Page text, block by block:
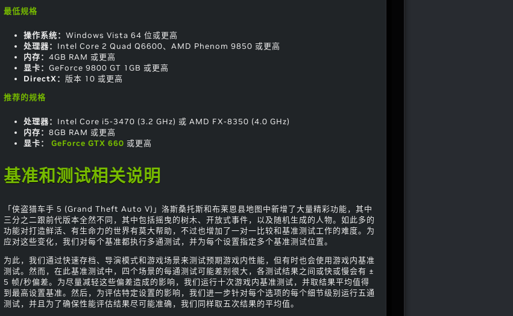
最低规格
操作系统： Windows Vista 64 位或更高
处理器： Intel Core 2 Quad Q6600、AMD Phenom 9850 或更高
内存： 4GB RAM 或更高
显卡： GeForce 9800 GT 1GB 或更高
DirectX： 版本 10 或更高
推荐的规格
处理器： Intel Core i5-3470 (3.2 GHz) 或 AMD FX-8350 (4.0 GHz)
内存： 8GB RAM 或更高
显卡：
GeForce GTX 660 或更高
基准和测试相关说明
「侠盗猎车手 5 (Grand Theft Auto V)」洛斯桑托斯和布莱恩县地图中新增了大量精彩功能，其中
三分之二跟前代版本全然不同，其中包括摇曳的树木、开放式事件，以及随机生成的人物。如此多的
功能对打造鲜活、有生命力的世界有莫大帮助，不过也增加了一对一比较和基准测试工作的难度。为
应对这些变化，我们对每个基准都执行多通测试，并为每个设置指定多个基准测试位置。
为此，我们通过快速存档、导演模式和游戏场景来测试预期游戏内性能，但有时也会使用游戏内基准
测试。然而，在此基准测试中，四个场景的每通测试可能差别很大，各测试结果之间或快或慢会有 ±
5 帧/秒偏差。为尽量减轻这些偏差造成的影响，我们运行十次游戏内基准测试，并取结果平均值得
到最高设置基准。然后，为评估特定设置的影响，我们进一步针对每个选项的每个细节级别运行五通
测试，并且为了确保性能评估结果尽可能准确，我们同样取五次结果的平均值。